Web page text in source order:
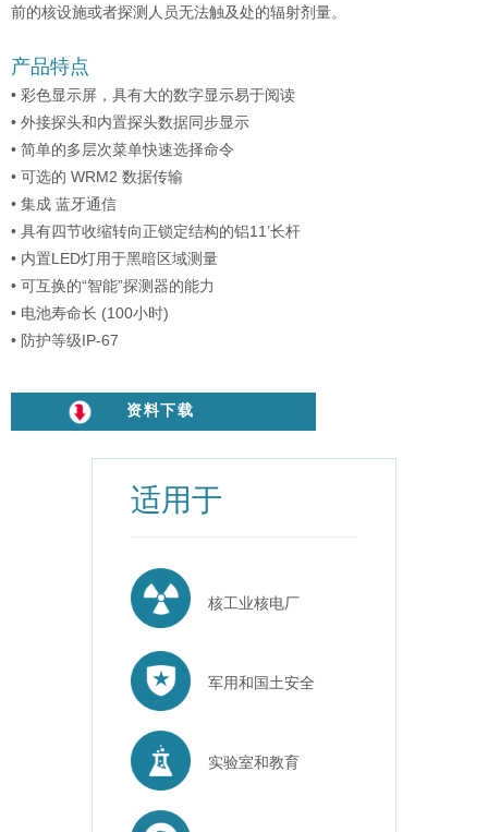
前的核设施或者探测人员无法触及处的辐射剂量。
产品特点
• 彩色显示屏，具有大的数字显示易于阅读
• 外接探头和内置探头数据同步显示
• 简单的多层次菜单快速选择命令
• 可选的 WRM2 数据传输
• 集成 蓝牙通信
• 具有四节收缩转向正锁定结构的铝11’长杆
• 内置LED灯用于黑暗区域测量
• 可互换的“智能”探测器的能力
• 电池寿命长 (100小时)
• 防护等级IP-67
资料下载
适用于
核工业核电厂
军用和国土安全
实验室和教育